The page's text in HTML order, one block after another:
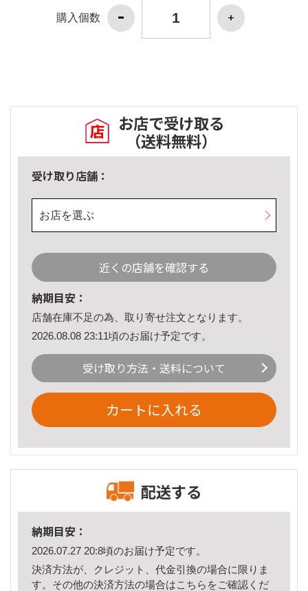
購入個数
お店で受け取る
（送料無料）
受け取り店舗：
お店を選ぶ
近くの店舗を確認する
納期目安：
店舗在庫不足の為、取り寄せ注文となります。
2026.08.08 23:11頃のお届け予定です。
受け取り方法・送料について
カートに入れる
配送する
納期目安：
2026.07.27 20:8頃のお届け予定です。
決済方法が、クレジット、代金引換の場合に限りま
す。その他の決済方法の場合はこちら をご確認くだ